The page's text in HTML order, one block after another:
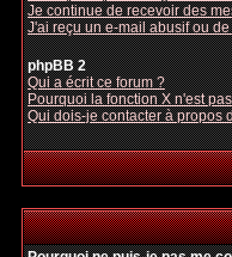
Je continue de recevoir des
J'ai reçu un e-mail abusif ou
phpBB 2
Qui a écrit ce forum ?
Pourquoi la fonction X n'est
Qui dois-je contacter à propos